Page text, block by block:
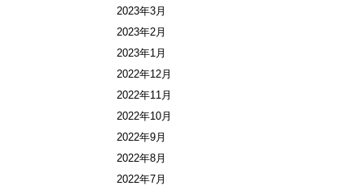
2023年3月
2023年2月
2023年1月
2022年12月
2022年11月
2022年10月
2022年9月
2022年8月
2022年7月